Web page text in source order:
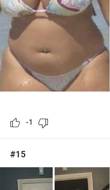
-1
#15